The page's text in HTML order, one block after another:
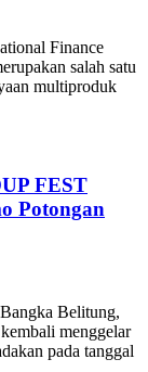
Finance
salah satu
multiproduk
FEST
Potongan
Belitung,
menggelar
pada tanggal